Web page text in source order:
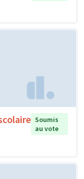
Soumis
au vote